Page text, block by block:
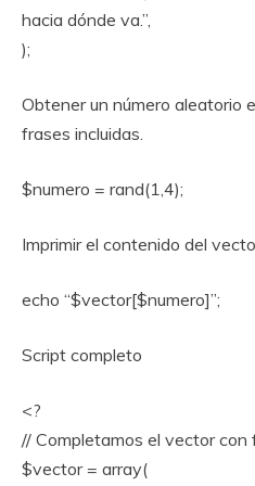
hacia dónde va.”,
);
Obtener un número aleatorio
frases incluidas.
$numero = rand(1,4);
Imprimir el contenido del
echo “$vector[$numero]”;
Script completo
<?
// Completamos el vector con
$vector = array(